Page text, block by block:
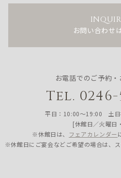
お問い合わせ
お電話でのご予約
Tel. 0246-
平日：10:00〜19:00 土
[休館日／火曜日
※休館日は、 フェアカレンダー
※休館日にご宴会などご希望の場合は、ス